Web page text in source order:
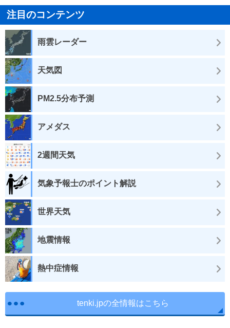
注目のコンテンツ
雨雲レーダー
天気図
PM2.5分布予測
アメダス
2週間天気
気象予報士のポイント解説
世界天気
地震情報
熱中症情報
tenki.jpの全情報はこちら